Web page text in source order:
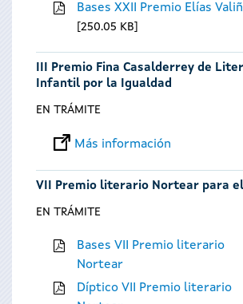
Bases XXII Premio Elías
250.05 KB
III Premio Fina Casalderrey de
Infantil por la Igualdad
EN TRÁMITE
Más información
VII Premio literario Nortear para el
EN TRÁMITE
Bases VII Premio literario
Nortear
Díptico VII Premio literario